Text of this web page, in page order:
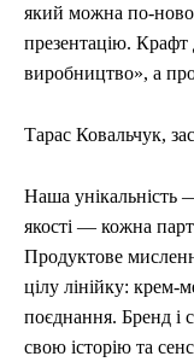
який можна по-
презентацію.
виробництво», а
Тарас Ковальчук,
Наша унікальність
якості — кожна
Продуктове
цілу лінійку: крем-
поєднання. Бренд і
свою історію та